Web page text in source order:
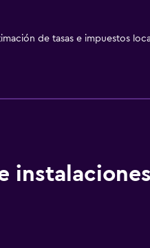
de tasas e impuestos